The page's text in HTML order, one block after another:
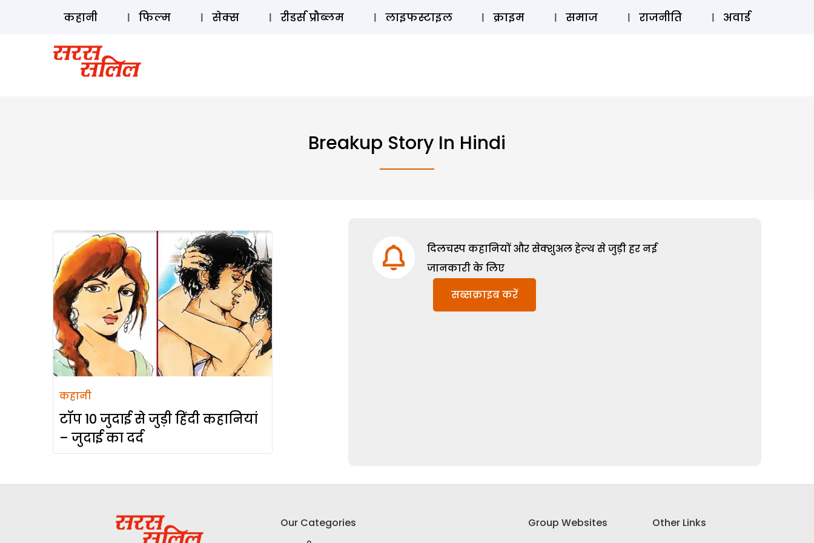
ऑडियो स्टोरी लॉग इन ⚲ SUBSCRIBE
कहानी फिल्म सेक्स रीडर्स प्रौब्लम लाइफस्टाइल क्राइम समाज राजनीति अवार्ड
Breakup Story In Hindi
कहानी
टॉप 10 जुदाई से जुड़ी हिंदी कहानियां
– जुदाई का दर्द
दिलचस्प कहानियों और सेक्शुअल हेल्थ से जुड़ी हर नई
जानकारी के लिए
सब्सक्राइब करें
Our Categories
Group Websites
Other Links